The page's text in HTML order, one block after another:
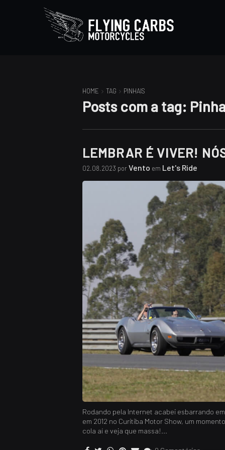
HOME TAG PINHAIS
Posts com a tag:
LEMBRAR É VIVER!
02.08.2023 porVento em Let's Ride
Rodando pela Internet acabei esbarrando
em 2012 no Curitiba Motor Show, um
cola aí e veja que massa!...